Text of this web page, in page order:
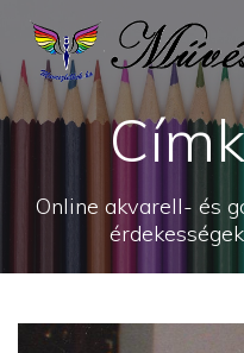
Online akvarell- és